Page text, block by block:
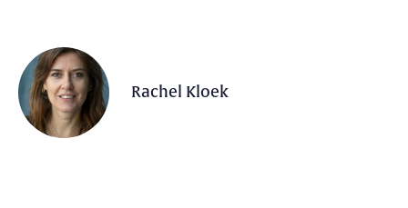
Rachel Kloek